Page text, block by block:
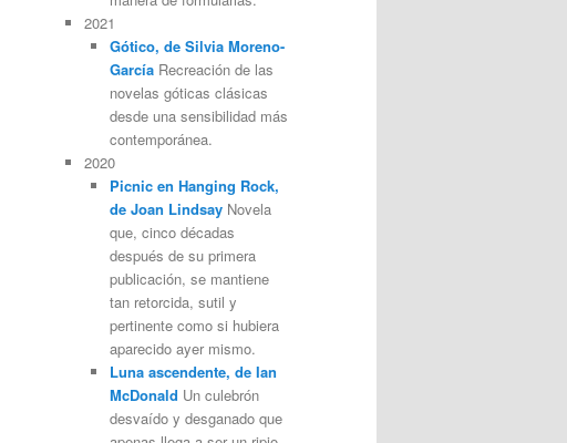
2021
Gótico, de Silvia Moreno-
GarcíaRecreación de las
novelas góticas clásicas
desde una sensibilidad más
contemporánea.
2020
Picnic en Hanging Rock,
de Joan LindsayNovela
que, cinco décadas
después de su primera
publicación, se mantiene
tan retorcida, sutil y
pertinente como si hubiera
aparecido ayer mismo.
Luna ascendente, de Ian
McDonald Un culebrón
desvaído y desganado que